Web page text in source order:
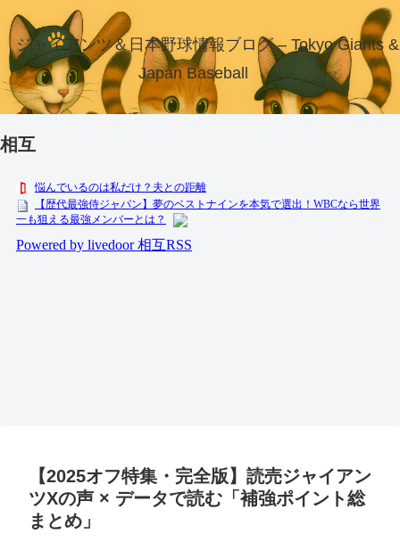
ジャイアンツ＆日本野球情報ブログ – Tokyo Giants &
Japan Baseball
相互
【2025オフ特集・完全版】読売ジャイアン
ツXの声 × データで読む「補強ポイント総
まとめ」